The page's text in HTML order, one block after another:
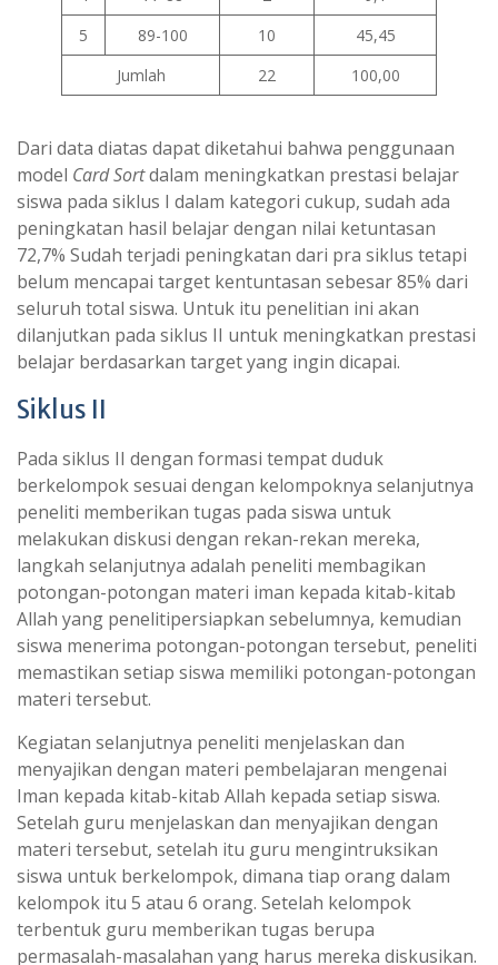
5
89-100 10
45,45
Jumlah
22 100,00
Dari data diatas dapat diketahui bahwa penggunaan
model Card Sortdalam meningkatkan prestasi belajar
siswa pada siklus I dalam kategori cukup, sudah ada
peningkatan hasil belajar dengan nilai ketuntasan
72,7% Sudah terjadi peningkatan dari pra siklus tetapi
belum mencapai target kentuntasan sebesar 85% dari
seluruh total siswa. Untuk itu penelitian ini akan
dilanjutkan pada siklus II untuk meningkatkan prestasi
belajar berdasarkan target yang ingin dicapai.
Siklus II
Pada siklus II dengan formasi tempat duduk
berkelompok sesuai dengan kelompoknya selanjutnya
peneliti memberikan tugas pada siswa untuk
melakukan diskusi dengan rekan-rekan mereka,
langkah selanjutnya adalah peneliti membagikan
potongan-potongan materi iman kepada kitab-kitab
Allah yang penelitipersiapkan sebelumnya, kemudian
siswa menerima potongan-potongan tersebut, peneliti
memastikan setiap siswa memiliki potongan-potongan
materi tersebut.
Kegiatan selanjutnya peneliti menjelaskan dan
menyajikan dengan materi pembelajaran mengenai
Iman kepada kitab-kitab Allah kepada setiap siswa.
Setelah guru menjelaskan dan menyajikan dengan
materi tersebut, setelah itu guru mengintruksikan
siswa untuk berkelompok, dimana tiap orang dalam
kelompok itu 5 atau 6 orang. Setelah kelompok
terbentuk guru memberikan tugas berupa
permasalah-masalahan yang harus mereka diskusikan.